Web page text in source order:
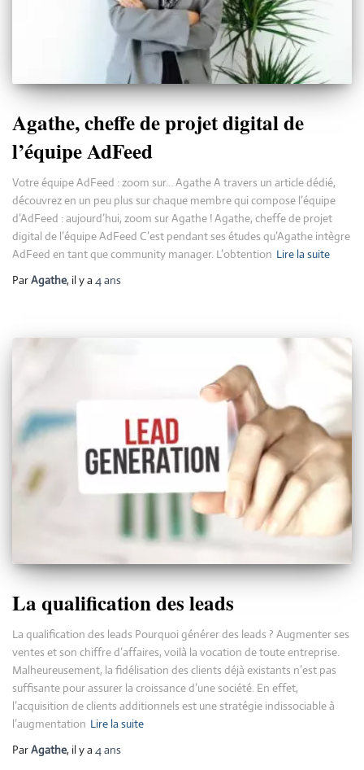
Agathe, cheffe de projet digital de
l’équipe AdFeed
Votre équipe AdFeed : zoom sur… Agathe A travers un article dédié,
découvrez en un peu plus sur chaque membre qui compose l’équipe
d’AdFeed : aujourd’hui, zoom sur Agathe ! Agathe, cheffe de projet
digital de l’équipe AdFeed C’est pendant ses études qu’Agathe intègre
AdFeed en tant que community manager. L’obtention Lire la suite
ParAgathe, il y a 4 ans
La qualification des leads
La qualification des leads Pourquoi générer des leads ? Augmenter ses
ventes et son chiffre d’affaires, voilà la vocation de toute entreprise.
Malheureusement, la fidélisation des clients déjà existants n’est pas
suffisante pour assurer la croissance d’une société. En effet,
l’acquisition de clients additionnels est une stratégie indissociable à
l’augmentation Lire la suite
ParAgathe, il y a 4 ans